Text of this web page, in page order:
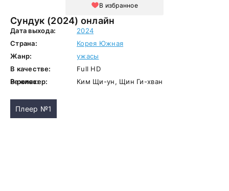
Сундук (2024) онлайн
В избранное
Дата выхода:
2024
Страна:
Корея Южная
Жанр:
ужасы
В качестве:
Full HD
Режиссер:
В ролях: Ким Щи-ун, Щин Ги-хван
Плеер №1